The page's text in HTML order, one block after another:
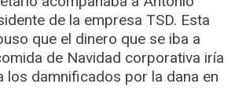
de la empresa TSD. Esta
que el dinero que se iba a
de Navidad corporativa iría
los damnificados por la dana en